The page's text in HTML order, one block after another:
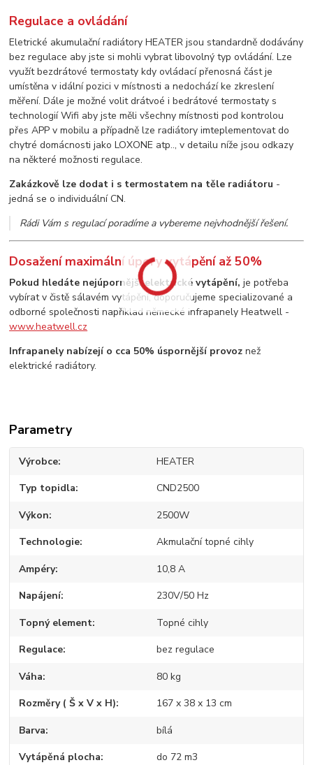
Regulace a ovládání
Eletrické akumulační radiátory HEATER jsou standardně dodávány
bez regulace aby jste si mohli vybrat libovolný typ ovládání. Lze
využít bezdrátové termostaty kdy ovládací přenosná část je
umístěna v idální pozici v místnosti a nedochází ke zkreslení
měření. Dále je možné volit drátvoé i bedrátové termostaty s
technologií Wifi aby jste měli všechny místnosti pod kontrolou
přes APP v mobilu a případně lze radiátory imteplementovat do
chytré domácnosti jako LOXONE atp.., v detailu níže jsou odkazy
na některé možnosti regulace.
Zakázkově lze dodat i s termostatem na těle radiátoru -
jedná se o individuální CN.
Rádi Vám s regulací poradíme a vybereme nejvhodnější řešení.
Dosažení maximální úpory vytápění až 50%
Pokud hledáte nejúpornější elektrické vytápění, je potřeba
vybírat v čistě sálavém vytápění, doporučujeme specializované a
odborné společnosti například německé infrapanely Heatwell -
www.heatwell.cz
Infrapanely nabízejí o cca 50% úspornější provoz než
elektrické radiátory.
Parametry
Výrobce HEATER
Typ topidla CND2500
Výkon 2500W
Technologie Akmulační topné cihly
Ampéry 10,8 A
Napájení 230V/50 Hz
Topný element Topné cihly
Regulace bez regulace
Váha 80 kg
Rozměry ( Š x V x H) 167 x 38 x 13 cm
Barva bílá
Vytápěná plocha do 72 m3